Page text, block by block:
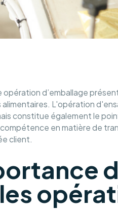
opération d’emballage
L'opération
constitue également le
en matière de
client.